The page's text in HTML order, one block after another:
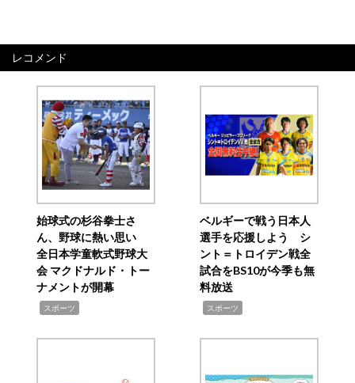
レコメンド
始球式の杉谷拳士さ
ん、野球に熱い思い
全日本学童軟式野球大
会 マクドナルド・トー
ナメントが開幕
スポーツ
ベルギーで戦う日本人
選手を応援しよう シ
ント＝トロイデン戦全
試合をBS10が今季も無
料放送
スポーツ